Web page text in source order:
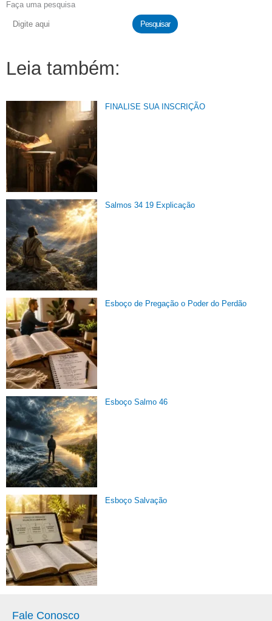
Faça uma pesquisa
Pesquisar
Leia também:
FINALISE SUA INSCRIÇÃO
Salmos 34 19 Explicação
Esboço de Pregação o Poder do Perdão
Esboço Salmo 46
Esboço Salvação
Fale Conosco